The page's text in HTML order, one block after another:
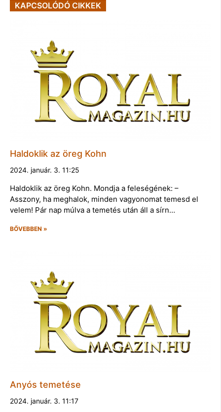
KAPCSOLÓDÓ CIKKEK
Haldoklik az öreg Kohn
2024. január. 3. 11:25
Haldoklik az öreg Kohn. Mondja a feleségének: –
Asszony, ha meghalok, minden vagyonomat temesd el
velem! Pár nap múlva a temetés után áll a sírn…
BŐVEBBEN »
Anyós temetése
2024. január. 3. 11:17